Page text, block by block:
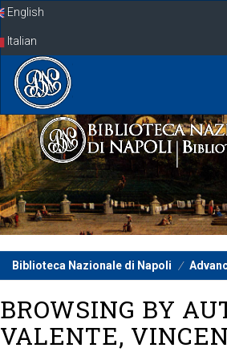
SkipEnglish
Italian
Biblioteca Nazionale di Napoli
BROWSING BY
VALENTE,